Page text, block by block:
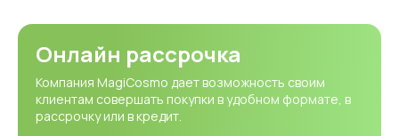
Онлайн рассрочка
Компания MagiCosmo дает возможность своим
клиентам совершать покупки в удобном формате, в
рассрочку или в кредит.